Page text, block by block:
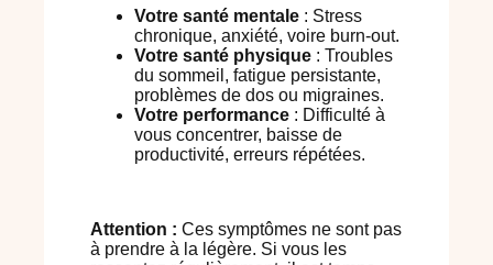
Votre santé mentale : Stress
chronique, anxiété, voire burn-out.
Votre santé physique : Troubles
du sommeil, fatigue persistante,
problèmes de dos ou migraines.
Votre performance : Difficulté à
vous concentrer, baisse de
productivité, erreurs répétées.
Attention : Ces symptômes ne sont pas
à prendre à la légère. Si vous les